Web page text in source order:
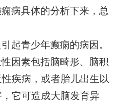
病具体的分析下来，总
起青少年癫痫的病因。
因素包括脑畸形、脑积
疾病，或者胎儿出生以
它可造成大脑发育异